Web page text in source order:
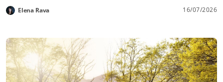
Elena Rava 16/07/2026